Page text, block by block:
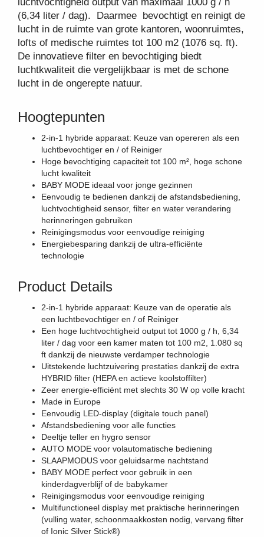
(6,34 liter / dag). Daarmee bevochtigt en reinigt de
lucht in de ruimte van grote kantoren, woonruimtes,
lofts of medische ruimtes tot 100 m2 (1076 sq. ft).
De innovatieve filter en bevochtiging biedt
luchtkwaliteit die vergelijkbaar is met de schone
lucht in de ongerepte natuur.
Hoogtepunten
2-in-1 hybride apparaat: Keuze van opereren als een
luchtbevochtiger en / of Reiniger
Hoge bevochtiging capaciteit tot 100 m², hoge schone
lucht kwaliteit
BABY MODE ideaal voor jonge gezinnen
Eenvoudig te bedienen dankzij de afstandsbediening,
luchtvochtigheid sensor, filter en water verandering
herinneringen gebruiken
Reinigingsmodus voor eenvoudige reiniging
Energiebesparing dankzij de ultra-efficiënte
technologie
Product Details
2-in-1 hybride apparaat: Keuze van de operatie als
een luchtbevochtiger en / of Reiniger
Een hoge luchtvochtigheid output tot 1000 g / h, 6,34
liter / dag voor een kamer maten tot 100 m2, 1.080 sq
ft dankzij de nieuwste verdamper technologie
Uitstekende luchtzuivering prestaties dankzij de extra
HYBRID filter (HEPA en actieve koolstoffilter)
Zeer energie-efficiënt met slechts 30 W op volle kracht
Made in Europe
Eenvoudig LED-display (digitale touch panel)
Afstandsbediening voor alle functies
Deeltje teller en hygro sensor
AUTO MODE voor volautomatische bediening
SLAAPMODUS voor geluidsarme nachtstand
BABY MODE perfect voor gebruik in een
kinderdagverblijf of de babykamer
Reinigingsmodus voor eenvoudige reiniging
Multifunctioneel display met praktische herinneringen
(vulling water, schoonmaakkosten nodig, vervang filter
of Ionic Silver Stick®)